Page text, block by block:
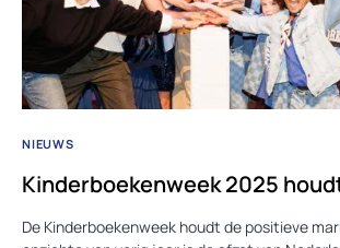
NIEUWS
Kinderboekenweek 2025
De Kinderboekenweek houdt de positieve